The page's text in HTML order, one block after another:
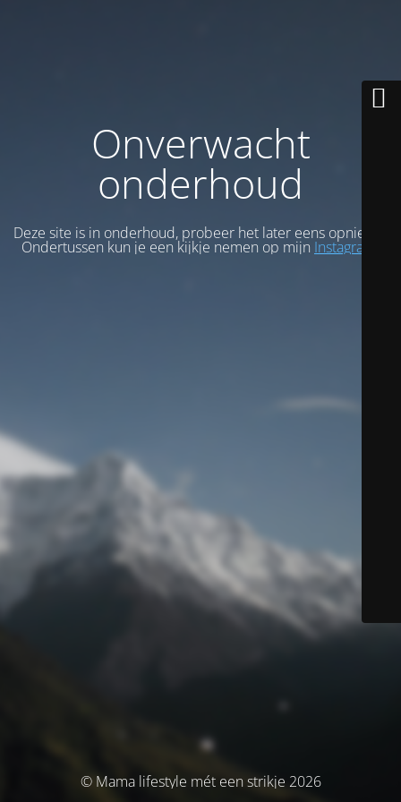
Onverwacht
onderhoud
Deze site is in onderhoud, probeer het later eens opnieuw.
Ondertussen kun je een kijkje nemen op mijn Instagram
© Mama lifestyle mét een strikje 2026